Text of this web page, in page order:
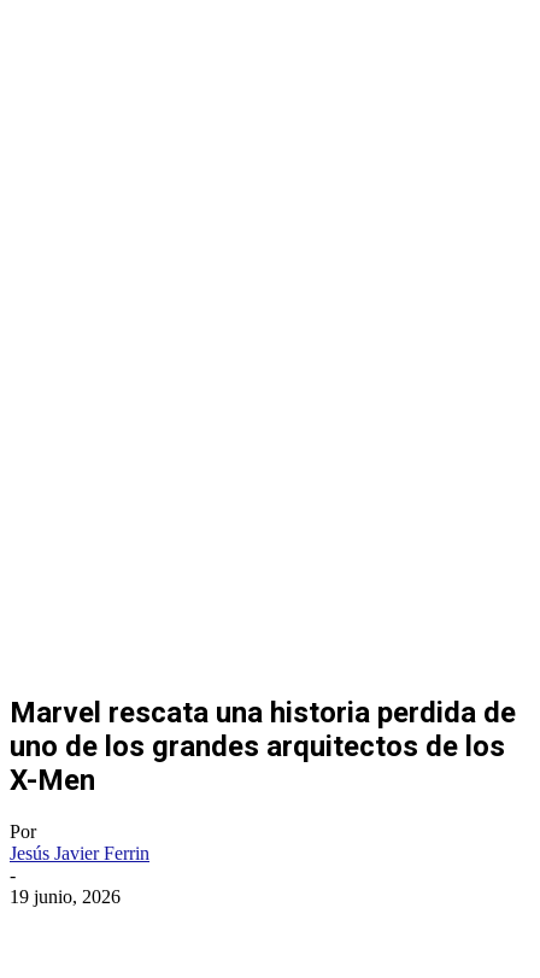
Marvel rescata una historia perdida de
uno de los grandes arquitectos de los
X-Men
Por
Jesús Javier Ferrin
-
19 junio, 2026